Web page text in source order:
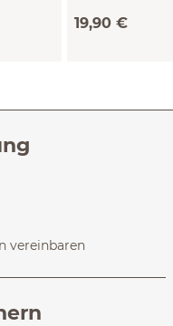
19,90 €
vereinbaren